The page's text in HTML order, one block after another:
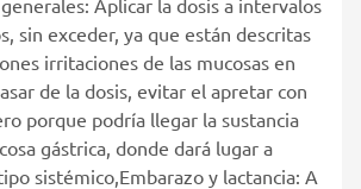
sin exceder, ya que están descritas
irritaciones de las mucosas en
de la dosis, evitar el apretar con
porque podría llegar la sustancia
gástrica, donde dará lugar a
sistémico,Embarazo y lactancia: A